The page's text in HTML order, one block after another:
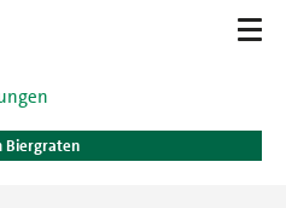
Biergraten